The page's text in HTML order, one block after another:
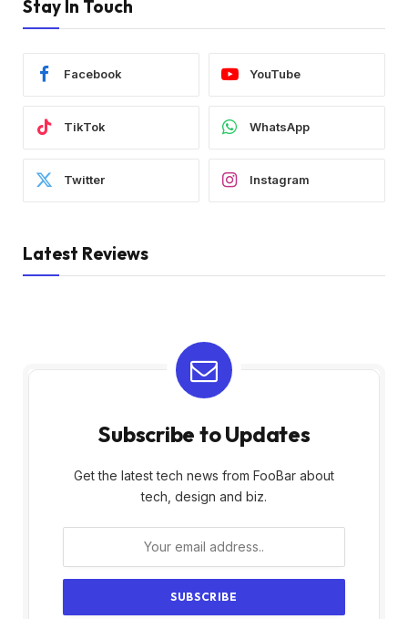
Stay In Touch
Facebook YouTube
TikTok WhatsApp
Twitter Instagram
Latest Reviews
Subscribe to Updates
Get the latest tech news from FooBar about
tech, design and biz.